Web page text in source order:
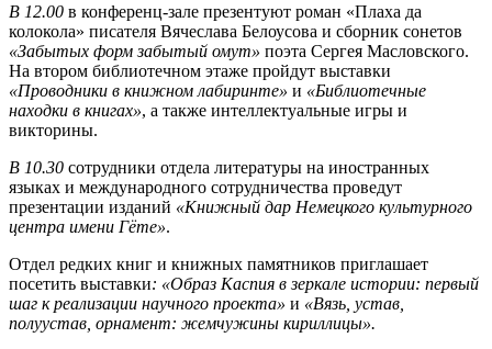
В 12.00 в конференц-зале презентуют роман «Плаха да
колокола» писателя Вячеслава Белоусова и сборник сонетов
«Забытых форм забытый омут» поэта Сергея Масловского.
На втором библиотечном этаже пройдут выставки
«Проводники в книжном лабиринте» и «Библиотечные
находки в книгах», а также интеллектуальные игры и
викторины.
В 10.30 сотрудники отдела литературы на иностранных
языках и международного сотрудничества проведут
презентации изданий «Книжный дар Немецкого культурного
центра имени Гёте».
Отдел редких книг и книжных памятников приглашает
посетить выставки: «Образ Каспия в зеркале истории: первый
шаг к реализации научного проекта» и «Вязь, устав,
полуустав, орнамент: жемчужины кириллицы».